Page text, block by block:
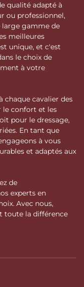
qualité adapté à
ou professionnel,
gamme de
meilleures
unique, et c'est
le choix de
à votre
chaque cavalier des
le confort et les
pour le dressage,
En tant que
à vous
et adaptés aux
de
experts en
Avec nous,
toute la différence